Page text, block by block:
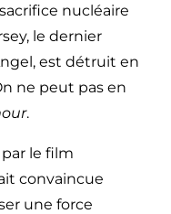
nucléaire
le dernier
est détruit en
ne peut pas en
.
le film
convaincue
une force